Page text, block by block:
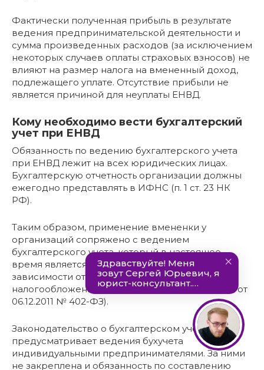
Фактически полученная прибыль в результате
ведения предпринимательской деятельности и
сумма произведенных расходов (за исключением
некоторых случаев оплаты страховых взносов) не
влияют на размер налога на вмененный доход,
подлежащего уплате. Отсутствие прибыли не
является причиной для неуплаты ЕНВД.
Кому необходимо вести бухгалтерский
учет при ЕНВД
Обязанность по ведению бухгалтерского учета
при ЕНВД лежит на всех юридических лицах.
Бухгалтерскую отчетность организации должны
ежегодно представлять в ИФНС (п. 1 ст. 23 НК
РФ).
Таким образом, применение вмененки у
организаций сопряжено с ведением
бухгалтерского учета, который в настоящее
время является для них обязательным вне
зависимости от применяемой системы
налогообложения (п. 1 ст. 2 закона «О бухучете» от
06.12.2011 № 402-ФЗ).
Законодательство о бухгалтерском учете не
предусматривает ведения бухучета
индивидуальными предпринимателями. За ними
не закреплена и обязанность по составлению